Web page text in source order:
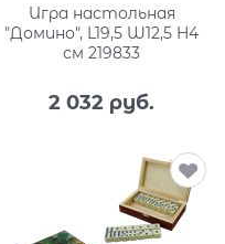
Игра настольная
"Домино", L19,5 W12,5 H4
см 219833
2 032 руб.